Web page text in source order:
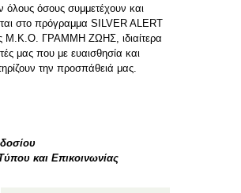
όλους όσους συμμετέχουν και
στο πρόγραμμα SILVER ALERT
Μ.Κ.Ο. ΓΡΑΜΜΗ ΖΩΗΣ, ιδιαίτερα
μας που με ευαισθησία και
την προσπάθειά μας.
και Επικοινωνίας